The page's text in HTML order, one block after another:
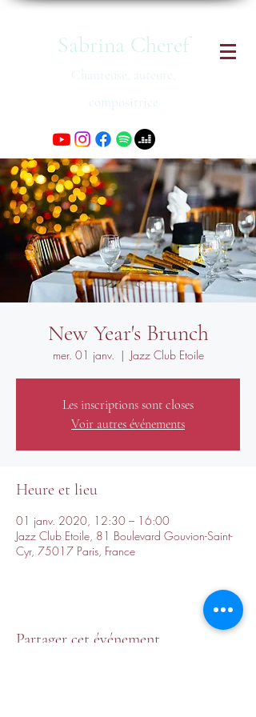
Sabrina Cheref
Chanteuse, auteure,
compositrice
New Year's Brunch
mer. 01 janv.
  |
Jazz Club Etoile
Les inscriptions sont closes
Voir autres événements
Heure et lieu
01 janv. 2020, 12:30 – 16:00
Jazz Club Etoile, 81 Boulevard Gouvion-Saint-
Cyr, 75017 Paris, France
Partager cet événement